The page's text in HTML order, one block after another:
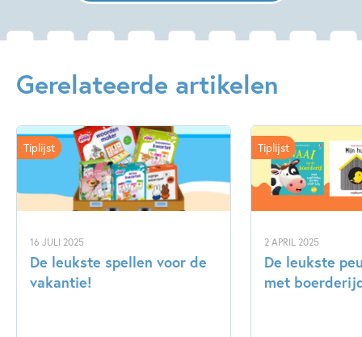
Gerelateerde artikelen
16 JULI 2025
De leukste spellen voor de
vakantie!
Tiplijst
2 APRIL 2025
De leukste
met
Tiplijst